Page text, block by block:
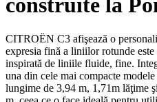
construite la
CITROËN C3 afişează o
expresia fină a liniilor rotunde
inspirată de liniile fluide, fine.
una din cele mai compacte
lungime de 3,94 m, 1,71m lăţime